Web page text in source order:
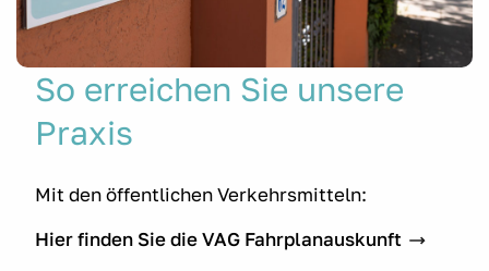
So erreichen Sie unsere
Praxis
Mit den öffentlichen Verkehrsmitteln:
Hier finden Sie die VAG Fahrplanauskunft